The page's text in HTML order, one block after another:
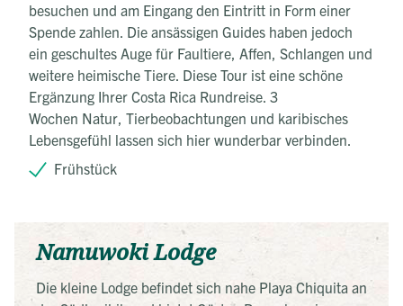
besuchen und am Eingang den Eintritt in Form einer
Spende zahlen. Die ansässigen Guides haben jedoch
ein geschultes Auge für Faultiere, Affen, Schlangen und
weitere heimische Tiere. Diese Tour ist eine schöne
Ergänzung Ihrer Costa Rica Rundreise. 3
Wochen Natur, Tierbeobachtungen und karibisches
Lebensgefühl lassen sich hier wunderbar verbinden.
Frühstück
Namuwoki Lodge
Die kleine Lodge befindet sich nahe Playa Chiquita an